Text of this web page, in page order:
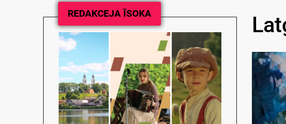
REDAKCEJA ĪSOKA